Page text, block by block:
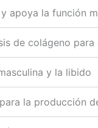
apoya la función
de colágeno
y la libido
la producción